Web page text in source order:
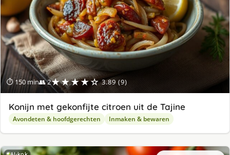
⏱ 150 min👥 2★★★★☆ 3.89 (9)
Konijn met gekonfijte citroen uit de Tajine
Avondeten & hoofdgerechten Inmaken & bewaren